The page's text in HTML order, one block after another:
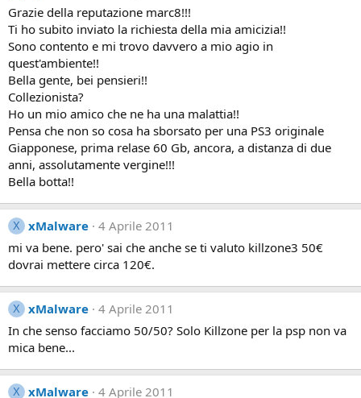
Grazie della reputazione marc8!!!
Ti ho subito inviato la richiesta della mia amicizia!!
Sono contento e mi trovo davvero a mio agio in
quest'ambiente!!
Bella gente, bei pensieri!!
Collezionista?
Ho un mio amico che ne ha una malattia!!
Pensa che non so cosa ha sborsato per una PS3 originale
Giapponese, prima relase 60 Gb, ancora, a distanza di due
anni, assolutamente vergine!!!
Bella botta!!
X xMalware 4 Aprile 2011
mi va bene. pero' sai che anche se ti valuto killzone3 50€
dovrai mettere circa 120€.
X xMalware 4 Aprile 2011
In che senso facciamo 50/50? Solo Killzone per la psp non va
mica bene...
X xMalware 4 Aprile 2011